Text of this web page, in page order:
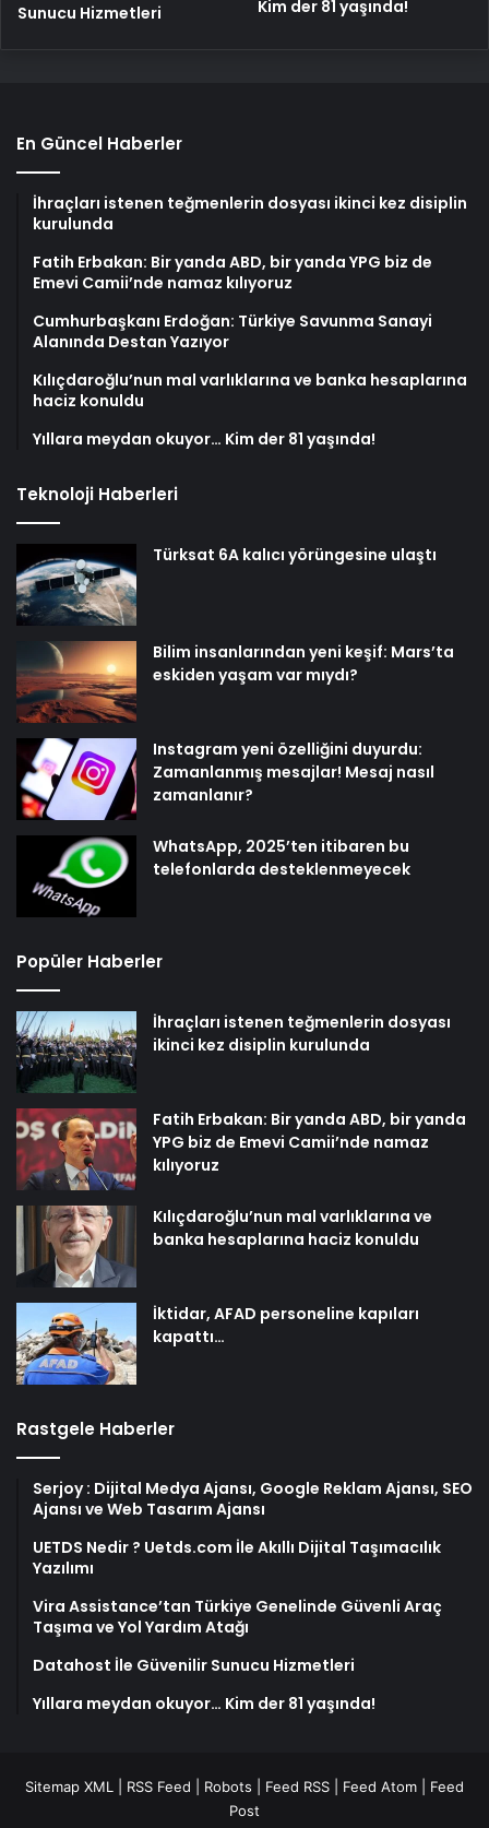
Sunucu Hizmetleri
Kim der 81 yaşında!
En Güncel Haberler
İhraçları istenen teğmenlerin dosyası ikinci kez disiplin
kurulunda
Fatih Erbakan: Bir yanda ABD, bir yanda YPG biz de
Emevi Camii’nde namaz kılıyoruz
Cumhurbaşkanı Erdoğan: Türkiye Savunma Sanayi
Alanında Destan Yazıyor
Kılıçdaroğlu’nun mal varlıklarına ve banka hesaplarına
haciz konuldu
Yıllara meydan okuyor… Kim der 81 yaşında!
Teknoloji Haberleri
Türksat 6A kalıcı yörüngesine ulaştı
Bilim insanlarından yeni keşif: Mars’ta
eskiden yaşam var mıydı?
Instagram yeni özelliğini duyurdu:
Zamanlanmış mesajlar! Mesaj nasıl
zamanlanır?
WhatsApp, 2025’ten itibaren bu
telefonlarda desteklenmeyecek
Popüler Haberler
İhraçları istenen teğmenlerin dosyası
ikinci kez disiplin kurulunda
Fatih Erbakan: Bir yanda ABD, bir yanda
YPG biz de Emevi Camii’nde namaz
kılıyoruz
Kılıçdaroğlu’nun mal varlıklarına ve
banka hesaplarına haciz konuldu
İktidar, AFAD personeline kapıları
kapattı…
Rastgele Haberler
Serjoy : Dijital Medya Ajansı, Google Reklam Ajansı, SEO
Ajansı ve Web Tasarım Ajansı
UETDS Nedir ? Uetds.com İle Akıllı Dijital Taşımacılık
Yazılımı
Vira Assistance’tan Türkiye Genelinde Güvenli Araç
Taşıma ve Yol Yardım Atağı
Datahost İle Güvenilir Sunucu Hizmetleri
Yıllara meydan okuyor… Kim der 81 yaşında!
Sitemap XML RSS Feed Robots Feed RSS Feed Atom
Feed
Post